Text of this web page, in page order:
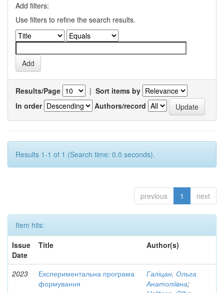
Add filters:
Use filters to refine the search results.
Results/Page | Sort items by
In order
Authors/record
Results 1-1 of 1 (Search time: 0.0 seconds).
previous 1 next
Item hits:
Issue
Date
Title Author(s)
2023
Експериментальна програма
формування
Галіцан, Ольга
Анатоліївна;